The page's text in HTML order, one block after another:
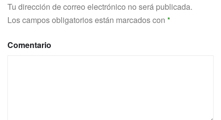
Tu dirección de correo electrónico no será publicada.
Los campos obligatorios están marcados con *
Comentario